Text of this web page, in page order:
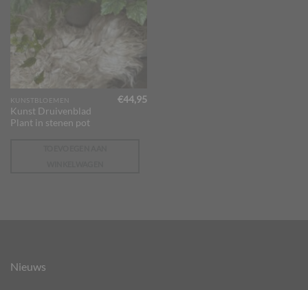
KUNSTBLOEMEN
Kunst Druivenblad
Plant in stenen pot
€44,95
Nieuws